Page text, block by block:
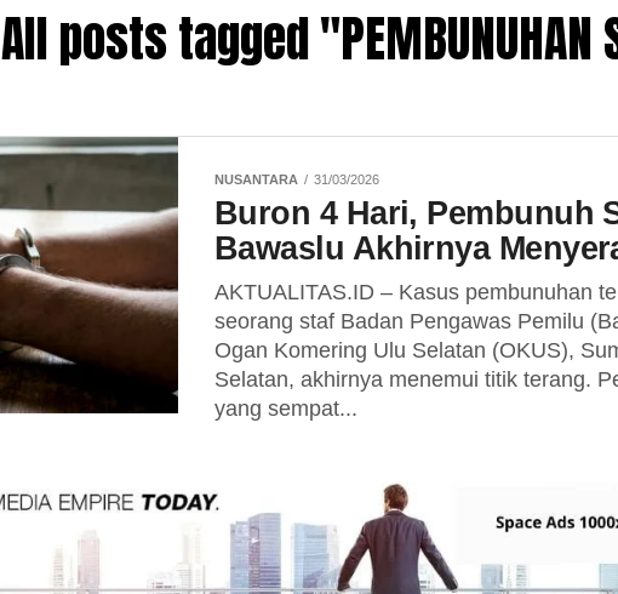
All posts tagged "PEMBUNUHAN
NUSANTARA 31/03/2026
Buron 4 Hari, Pembunuh
Bawaslu Akhirnya
AKTUALITAS.ID – Kasus pembunuhan
seorang staf Badan Pengawas Pemilu
Ogan Komering Ulu Selatan (OKUS),
Selatan, akhirnya menemui titik terang.
yang sempat...